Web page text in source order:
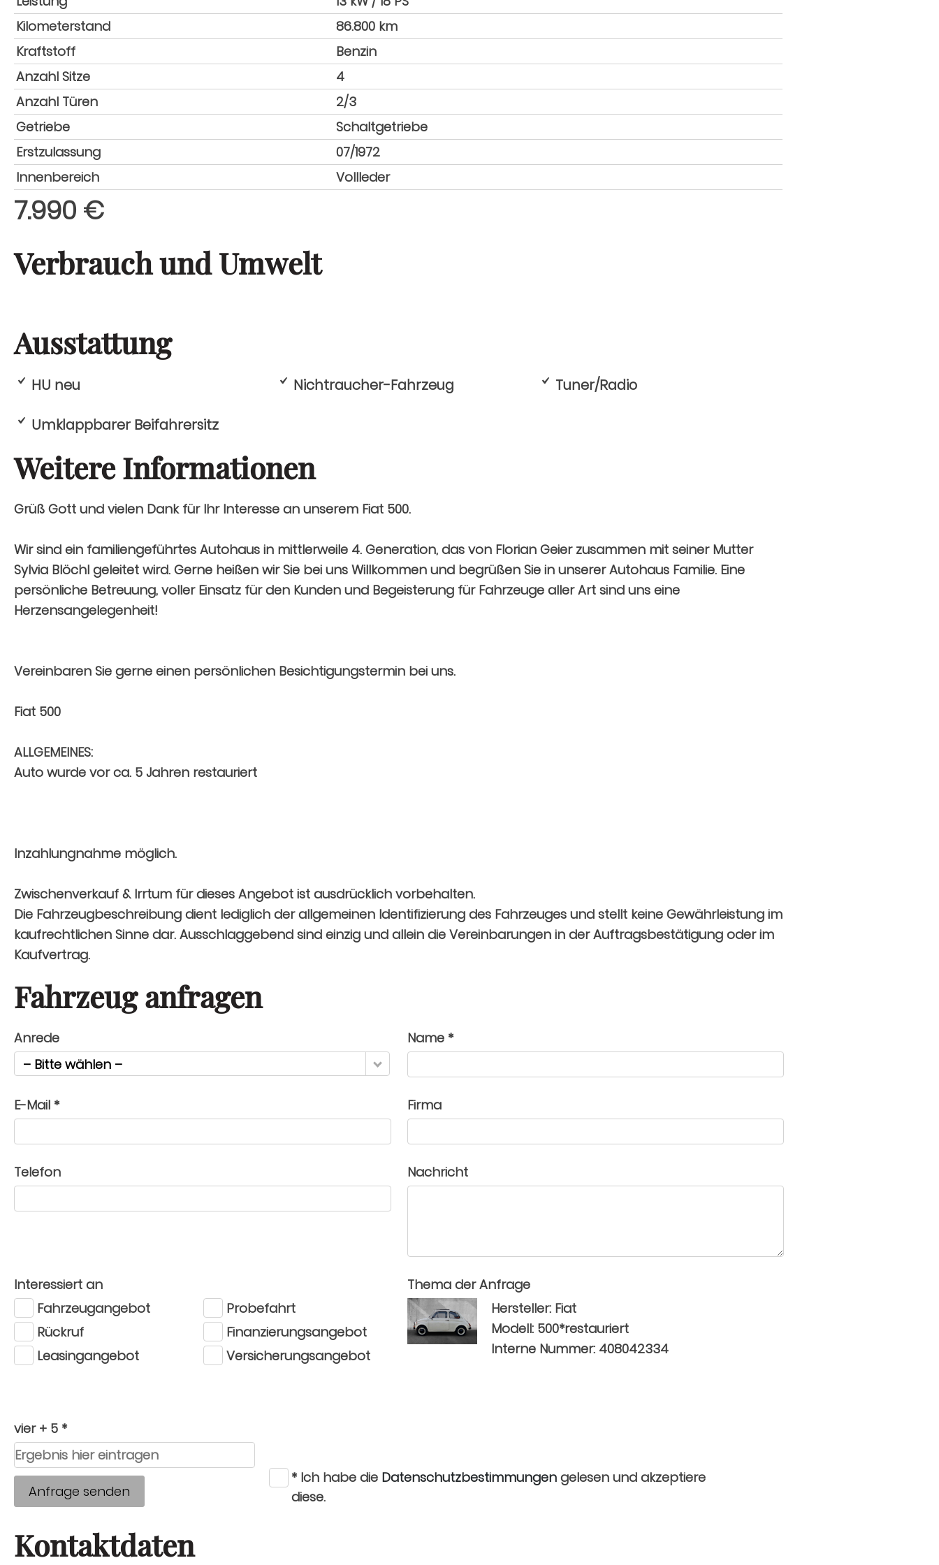
Kilometerstand
86.800 km
Kraftstoff
Benzin
Anzahl Sitze
4
Anzahl Türen
2/3
Getriebe
Schaltgetriebe
Erstzulassung
07/1972
Innenbereich
Vollleder
7.990 €
Verbrauch und Umwelt
Ausstattung
HU neu Nichtraucher-Fahrzeug Tuner/Radio
Umklappbarer Beifahrersitz
Weitere Informationen
Grüß Gott und vielen Dank für Ihr Interesse an unserem Fiat 500.
Wir sind ein familiengeführtes Autohaus in mittlerweile 4. Generation, das von Florian Geier zusammen mit seiner Mutter
Sylvia Blöchl geleitet wird. Gerne heißen wir Sie bei uns Willkommen und begrüßen Sie in unserer Autohaus Familie. Eine
persönliche Betreuung, voller Einsatz für den Kunden und Begeisterung für Fahrzeuge aller Art sind uns eine
Herzensangelegenheit!
Vereinbaren Sie gerne einen persönlichen Besichtigungstermin bei uns.
Fiat 500
ALLGEMEINES:
Auto wurde vor ca. 5 Jahren restauriert
Inzahlungnahme möglich.
Zwischenverkauf & Irrtum für dieses Angebot ist ausdrücklich vorbehalten.
Die Fahrzeugbeschreibung dient lediglich der allgemeinen Identifizierung des Fahrzeuges und stellt keine Gewährleistung im
kaufrechtlichen Sinne dar. Ausschlaggebend sind einzig und allein die Vereinbarungen in der Auftragsbestätigung oder im
Kaufvertrag.
Fahrzeug anfragen
Anrede
– Bitte wählen –
Name *
E-Mail * Firma
Telefon Nachricht
Interessiert an
Fahrzeugangebot
Probefahrt
Rückruf
Finanzierungsangebot
Leasingangebot
Versicherungsangebot
Thema der Anfrage
Hersteller: Fiat
Modell: 500*restauriert
Interne Nummer: 408042334
vier + 5 *
Anfrage senden
* Ich habe die Datenschutzbestimmungengelesen und akzeptiere
diese.
Kontaktdaten